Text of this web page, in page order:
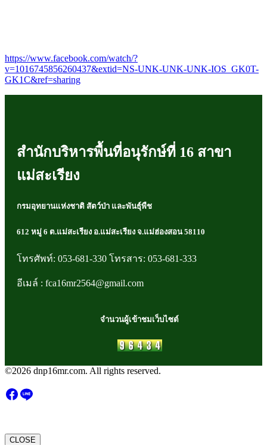
https://www.facebook.com/watch/?
v=1016745856260437&extid=NS-UNK-UNK-UNK-IOS_GK0T-
GK1C&ref=sharing
สำนักบริหารพื้นที่อนุรักษ์ที่ 16 สาขา
แม่สะเรียง
กรมอุทยานแห่งชาติ สัตว์ป่า และพันธุ์พืช
612 หมู่ 6 ต.แม่สะเรียง อ.แม่สะเรียง จ.แม่ฮ่องสอน 58110
โทรศัพท์: 053-681-330 โทรสาร: 053-681-333
อีเมล์ : fca16mr2564@gmail.com
จำนวนผู้เข้าชมเว็บไซต์
©2026 dnp16mr.com. All rights reserved.
CLOSE